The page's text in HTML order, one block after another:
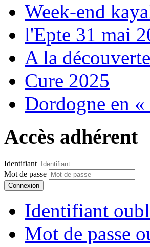
Week-end
l'Epte 31 mai
A la
Cure 2025
Dordogne en
Accès adhérent
Identifiant
Mot de passe
Connexion
Identifiant
Mot de passe